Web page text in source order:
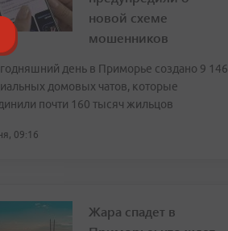
новой схеме
мошенников
день в Приморье создано 9 146
домовых чатов, которые
почти 160 тысяч жильцов
09:16
Жара спадет в